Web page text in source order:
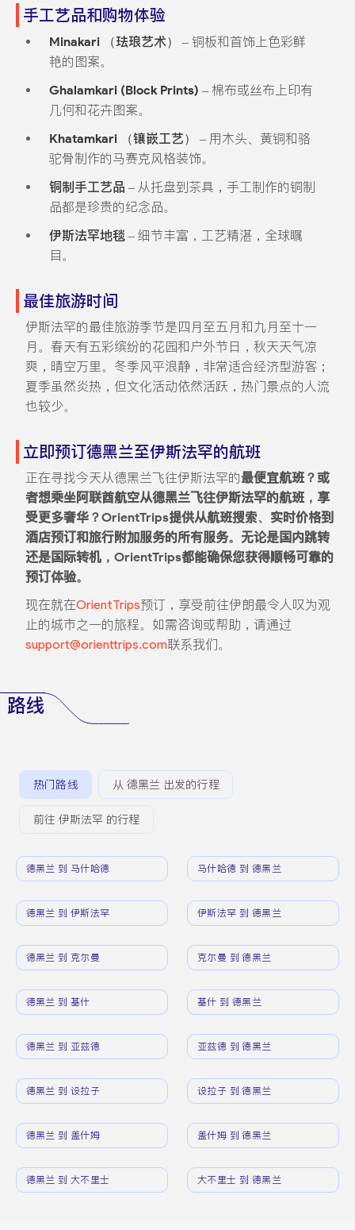
手工艺品和购物体验
Minakari （珐琅艺术）
– 铜板和首饰上色彩鲜
艳的图案。
Ghalamkari (Block Prints) – 棉布或丝布上印有
几何和花卉图案。
Khatamkari （镶嵌工艺）
– 用木头、黄铜和骆
驼骨制作的马赛克风格装饰。
铜制手工艺品 – 从托盘到茶具，手工制作的铜制
品都是珍贵的纪念品。
伊斯法罕地毯– 细节丰富，工艺精湛，全球瞩
目。
最佳旅游时间
伊斯法罕的最佳旅游季节是四月至五月和九月至十一
月。春天有五彩缤纷的花园和户外节日，秋天天气凉
爽，晴空万里。冬季风平浪静，非常适合经济型游客；
夏季虽然炎热，但文化活动依然活跃，热门景点的人流
也较少。
立即预订德黑兰至伊斯法罕的航班
正在寻找今天从德黑兰飞往伊斯法罕的最便宜航班？或
者想乘坐阿联酋航空从德黑兰飞往伊斯法罕的航班，享
受更多奢华？OrientTrips提供从航班搜索、实时价格到
酒店预订和旅行附加服务的所有服务。无论是国内跳转
还是国际转机，OrientTrips都能确保您获得顺畅可靠的
预订体验。
现在就在OrientTrips预订，享受前往伊朗最令人叹为观
止的城市之一的旅程。如需咨询或帮助，请通过
support@orienttrips.com联系我们。
路线
热门路线 从 德黑兰 出发的行程
前往 伊斯法罕 的行程
德黑兰 到 马什哈德 马什哈德 到 德黑兰
德黑兰 到 伊斯法罕 伊斯法罕 到 德黑兰
德黑兰 到 克尔曼 克尔曼 到 德黑兰
德黑兰 到 基什 基什 到 德黑兰
德黑兰 到 亚兹德 亚兹德 到 德黑兰
德黑兰 到 设拉子 设拉子 到 德黑兰
德黑兰 到 盖什姆 盖什姆 到 德黑兰
德黑兰 到 大不里士 大不里士 到 德黑兰